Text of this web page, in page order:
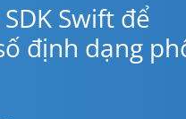
Swift để
định dạng